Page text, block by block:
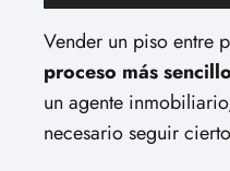
Vender un piso entre
proceso más sencillo
un agente
necesario seguir